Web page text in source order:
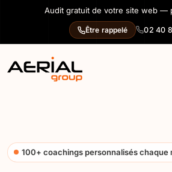
Audit gratuit de votre site web —
Être rappelé 02 40
100+ coachings personnalisés chaque
Panneau de gestion des cookies